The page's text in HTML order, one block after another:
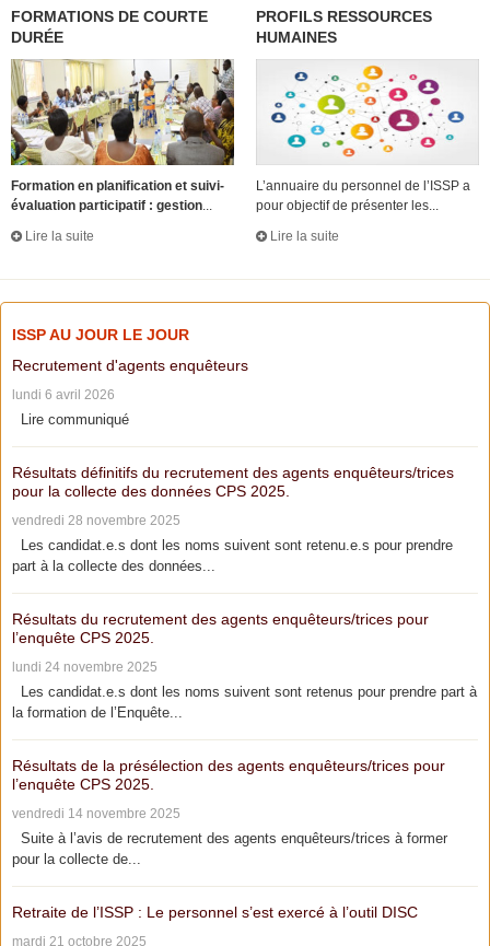
FORMATIONS DE COURTE
DURÉE
Formation en planification et suivi-
évaluation participatif : gestion...
Lire la suite
PROFILS RESSOURCES
HUMAINES
L’annuaire du personnel de l’ISSP a
pour objectif de présenter les...
Lire la suite
ISSP AU JOUR LE JOUR
Recrutement d'agents enquêteurs
lundi 6 avril 2026
Lire communiqué
Résultats définitifs du recrutement des agents enquêteurs/trices
pour la collecte des données CPS 2025.
vendredi 28 novembre 2025
Les candidat.e.s dont les noms suivent sont retenu.e.s pour prendre
part à la collecte des données...
Résultats du recrutement des agents enquêteurs/trices pour
l’enquête CPS 2025.
lundi 24 novembre 2025
Les candidat.e.s dont les noms suivent sont retenus pour prendre part à
la formation de l’Enquête...
Résultats de la présélection des agents enquêteurs/trices pour
l’enquête CPS 2025.
vendredi 14 novembre 2025
Suite à l’avis de recrutement des agents enquêteurs/trices à former
pour la collecte de...
Retraite de l’ISSP : Le personnel s’est exercé à l’outil DISC
mardi 21 octobre 2025